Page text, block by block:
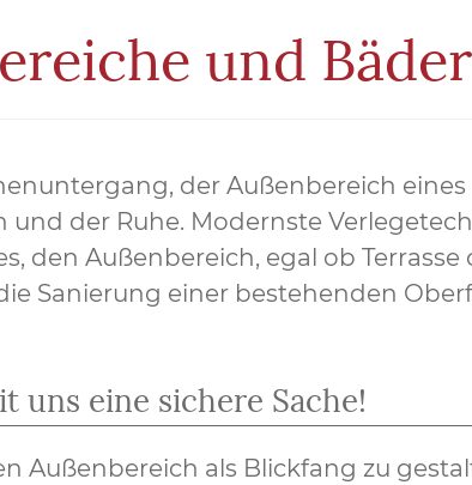
und Bäder
der Außenbereich eines
der Ruhe. Modernste
den Außenbereich, egal ob Terrasse
Sanierung einer bestehenden
uns eine sichere Sache!
Außenbereich als Blickfang zu